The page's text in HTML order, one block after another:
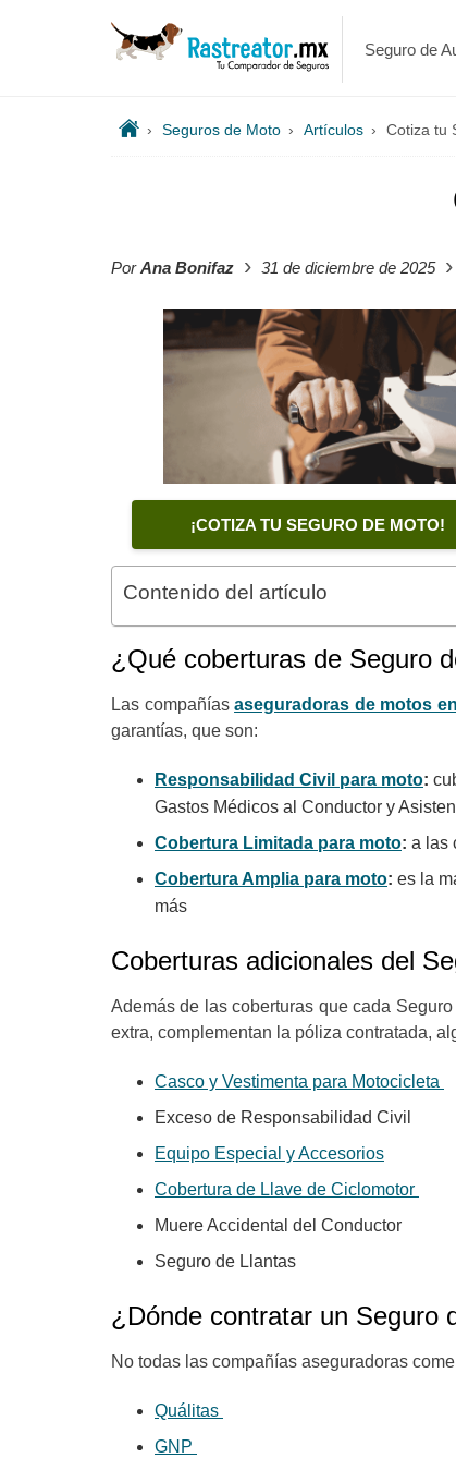
Seguro de
› Seguros de Moto › Artículos › Cotiza tu
PorAna Bonifaz › 31 de diciembre de 2025 ›
¡COTIZA TU SEGURO DE MOTO!
Contenido del artículo
¿Qué coberturas de Seguro
Las compañíasaseguradoras de motos
garantías, que son:
Responsabilidad Civil para moto:
Gastos Médicos al Conductor y
Cobertura Limitada para moto: a las
Cobertura Amplia para moto: es la
más
Coberturas adicionales del
Además de las coberturas que cada
extra, complementan la póliza contratada,
Casco y Vestimenta para Motocicleta
Exceso de Responsabilidad Civil
Equipo Especial y Accesorios
Cobertura de Llave de Ciclomotor
Muere Accidental del Conductor
Seguro de Llantas
¿Dónde contratar un Seguro
No todas las compañías aseguradoras
Quálitas
GNP